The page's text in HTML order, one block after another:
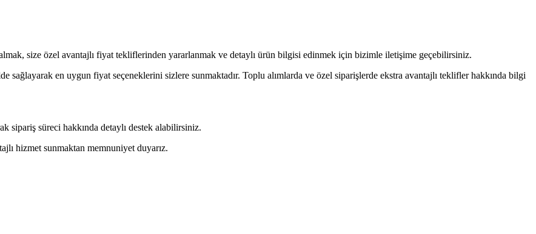
size özel avantajlı fiyat tekliflerinden yararlanmak ve detaylı ürün bilgisi edinmek için bizimle iletişime geçebilirsiniz.
en uygun fiyat seçeneklerini sizlere sunmaktadır. Toplu alımlarda ve özel siparişlerde ekstra avantajlı teklifler hakkında bilgi
sipariş süreci hakkında detaylı destek alabilirsiniz.
hizmet sunmaktan memnuniyet duyarız.